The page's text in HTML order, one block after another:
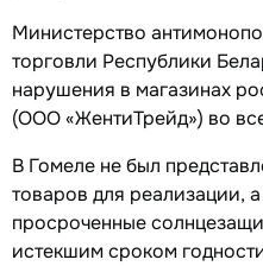
Министерство
торговли Республики
нарушения в магазинах
(ООО «ЖентиТрейд») во
В Гомеле не был
товаров для реализации,
просроченные
истекшим сроком